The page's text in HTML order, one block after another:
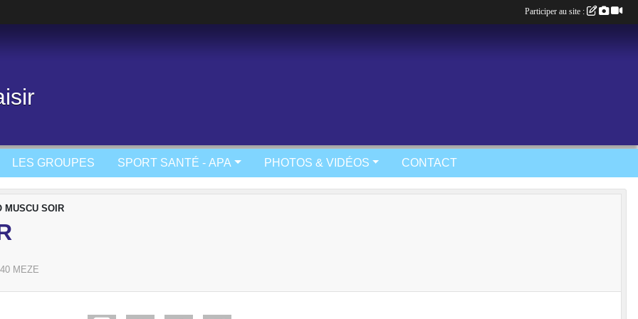
LES GROUPES SPORT SANTÉ - APA PHOTOS & VIDÉOS CONTACT
MUSCU SOIR
MEZE
Participer au site :